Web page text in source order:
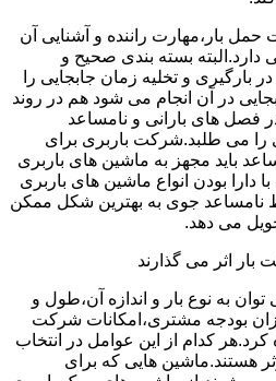
بار،مهارت راننده و آشنایی آن
بسته بندی صحیح و
بارگیری و تخلیه زمان جابجایی را
در آن انجام می شود هم در روند
فصل های بارانی و نامساعد
می طلبد.شرکت باربری برای
باید مجهز به ماشین های باربری
دارا بودن انواع ماشین های باربری
جوی به بهترین شکل ممکن
می دهد.
بار اثر می گذارند
به نوع بار و اندازه آن،طول و
بودجه مشتری،امکانات شرکت
کدام از این عوامل در انتخاب
هستند.ماشین هایی که برای